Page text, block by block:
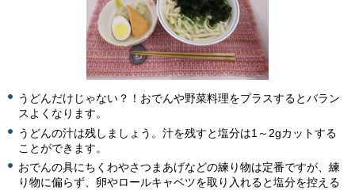
うどんだけじゃない？！おでんや野菜料理をプラスするとバラン
スよくなります。
うどんの汁は残しましょう。汁を残すと塩分は1～2gカットする
ことができます。
おでんの具にちくわやさつまあげなどの練り物は定番ですが、練
り物に偏らず、卵やロールキャベツを取り入れると塩分を控える